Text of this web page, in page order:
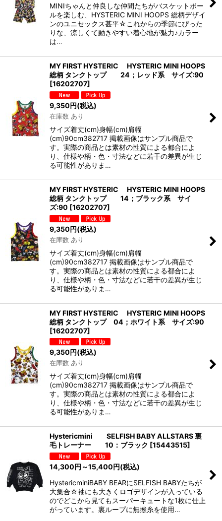
MINIちゃんと仲良しな仲間たちがバスケットボー
ルを楽しむ、HYSTERIC MINI HOOPS 総柄デザイ
ンのユニセックス甚平☆これからの季節にぴった
りな、涼しくて動きやすい着心地が魅力♪カラー
は…
MY FIRST HYSTERIC HYSTERIC MINI HOOPS
総柄 タンクトップ 24；レッド系 サイズ:90
[16202707]
9,350円(税込)
在庫数 あり
サイズ着丈(cm)身幅(cm)肩幅
(cm)90cm382717 掲載画像はサンプル商品で
す。実際の商品とは素材の性質による都合によ
り、仕様や柄・色・寸法などに若干の差異が生じ
る可能性がありま…
MY FIRST HYSTERIC HYSTERIC MINI HOOPS
総柄 タンクトップ 14；ブラック系 サイ
ズ:90 [16202707]
9,350円(税込)
在庫数 あり
サイズ着丈(cm)身幅(cm)肩幅
(cm)90cm382717 掲載画像はサンプル商品で
す。実際の商品とは素材の性質による都合によ
り、仕様や柄・色・寸法などに若干の差異が生じ
る可能性がありま…
MY FIRST HYSTERIC HYSTERIC MINI HOOPS
総柄 タンクトップ 04；ホワイト系 サイズ:90
[16202707]
9,350円(税込)
在庫数 あり
サイズ着丈(cm)身幅(cm)肩幅
(cm)90cm382717 掲載画像はサンプル商品で
す。実際の商品とは素材の性質による都合によ
り、仕様や柄・色・寸法などに若干の差異が生じ
る可能性がありま…
Hystericmini SELFISH BABY ALLSTARS 裏
毛トレーナー 10：ブラック [15443515]
14,300円 ～15,400円(税込)
HystericminiBABY BEARにSELFISH BABYたちが
大集合☆袖にも大きくロゴデザインが入っている
のでどこから見てもスーパーキュートな1枚に仕上
がっています。裏ループに無撚糸を使用…